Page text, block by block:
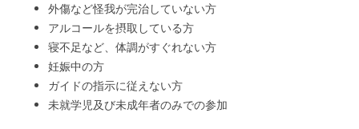
外傷など怪我が完治していない方
アルコールを摂取している方
寝不足など、体調がすぐれない方
妊娠中の方
ガイドの指示に従えない方
未就学児及び未成年者のみでの参加